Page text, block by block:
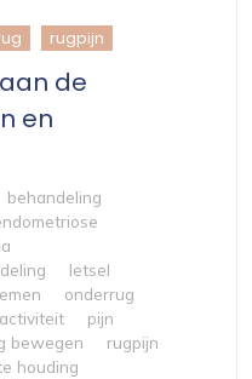
rugpijn
de
en
behandeling
letsel
onderrug
pijn
bewegen
rugpijn
houding